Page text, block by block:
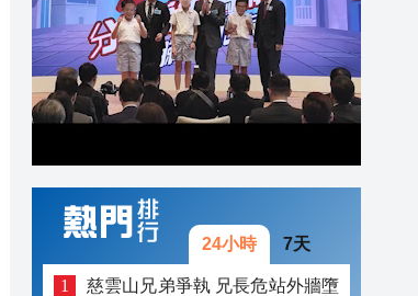
24小時 7天
慈雲山兄弟爭執 兄長危站外牆墮